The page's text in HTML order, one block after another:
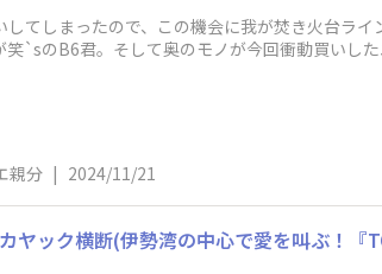
てしまったので、この機会に我が焚き火台ラ
笑`sのB6君。そして奥のモノが今回衝動買いし
親分 | 2024/11/21
ヤック横断(伊勢湾の中心で愛を叫ぶ！『